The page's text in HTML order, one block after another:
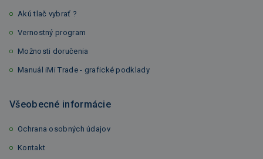
Akú tlač vybrať ?
Vernostný program
Možnosti doručenia
Manuál iMi Trade - grafické podklady
Všeobecné informácie
Ochrana osobných údajov
Kontakt